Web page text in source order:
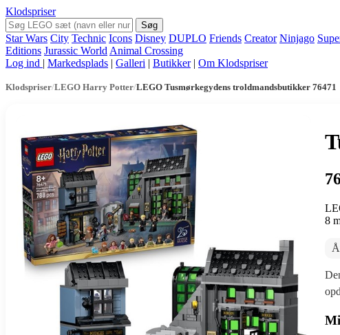
Klodspriser
Søg
Star Wars City Technic Icons Disney DUPLO Friends Creator Ninjago
Editions Jurassic World Animal Crossing
Log ind | Markedsplads | Galleri | Butikker | Om Klodspriser
Klodspriser/LEGO Harry Potter/LEGO Tusmørkegydens troldmandsbutikker 76471
8